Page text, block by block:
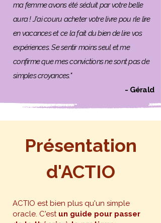
ma femme avons été séduit par votre belle
aura ! J'ai couru acheter votre livre pou rle lire
en vacances et ce la fait du bien de lire vos
expériences. Se sentir moins seul et me
confirme que mes convictions ne sont pas de
simples croyances."
- Gérald
Présentation
d'ACTIO
ACTIO est bien plus qu'un simple
oracle. C'est un guide pour passer